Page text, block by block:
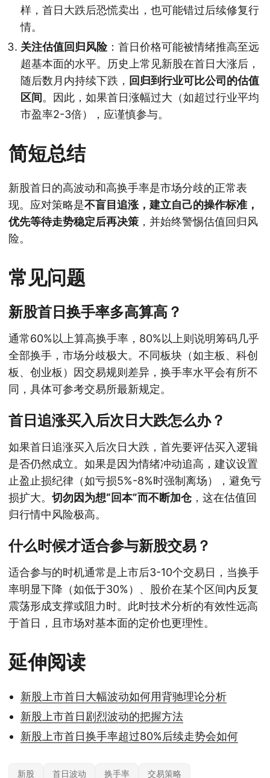
样，首日大跌后恐慌卖出，也可能错过后续修复行
情。
关注估值回归风险：首日价格可能被情绪推高至远
超基本面的水平。历史上常见新股在首日大涨后，
随后数月内持续下跌， 回归到行业可比公司的估值
区间。因此，如果首日涨幅过大（如超过行业平均
市盈率2-3倍），应谨慎参与。
简短总结
新股首日的高波动和高换手率是市场分歧的正常表
现。应对策略是不盲目追涨，建立自己的操作标准，
优先等待走势稳定后再决策 ，并始终警惕估值回归风
险。
常见问题
新股首日换手率多高算高？
通常60%以上算高换手率，80%以上则说明筹码几乎
全部换手，市场分歧极大。不同板块（如主板、科创
板、创业板）因交易规则差异，换手率水平会有所不
同，具体可参考交易所最新规定。
首日追涨买入后次日大跌怎么办？
如果首日追涨买入后次日大跌，首先要评估买入逻辑
是否仍然成立。如果是因为情绪冲动追高，建议设置
止盈止损纪律（如亏损5%-8%时强制离场），避免亏
损扩大。 切勿因为想“回本”而不断加仓，这在估值回
归行情中风险极高。
什么时候才适合参与新股交易？
适合参与的时机通常是上市后3-10个交易日，当换手
率明显下降（如低于30%）、股价在某个区间内反复
震荡形成支撑或阻力时。此时技术分析的有效性远高
于首日，且市场对基本面的定价也更理性。
延伸阅读
新股上市首日大幅波动如何用背驰理论分析
新股上市首日剧烈波动的把握方法
新股上市首日换手率超过80%后续走势会如何
新股 首日波动 换手率 交易策略